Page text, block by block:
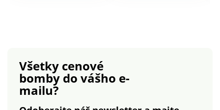
Perte na 30 °C v
súlade s ochranou
životného prostredia;
voľne na vzduchu.
Všetky cenové
bomby do vášho e-
mailu?